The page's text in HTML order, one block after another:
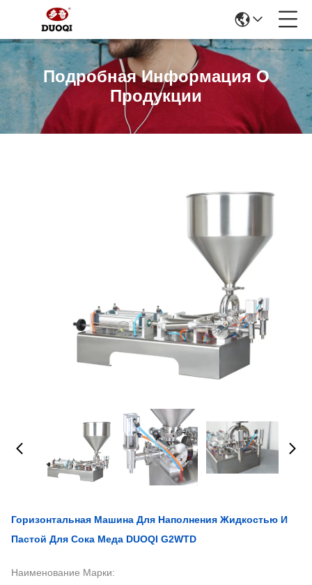
Подробная Информация О
Продукции
Горизонтальная Машина Для Наполнения Жидкостью И
Пастой Для Сока Меда DUOQI G2WTD
Наименование Марки: